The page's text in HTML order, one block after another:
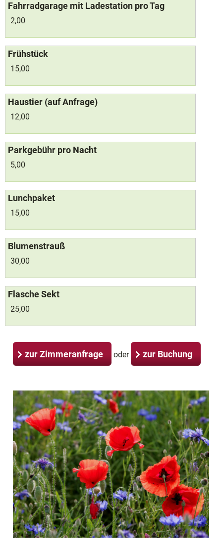
Fahrradgarage mit Ladestation pro Tag
2,00
Frühstück
15,00
Haustier (auf Anfrage)
12,00
Parkgebühr pro Nacht
5,00
Lunchpaket
15,00
Blumenstrauß
30,00
Flasche Sekt
25,00
zur Zimmeranfrage oder zur Buchung